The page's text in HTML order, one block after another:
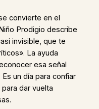
convierte en el
Prodigio describe
invisible, que te
La ayuda
esa señal
un día para confiar
dar vuelta